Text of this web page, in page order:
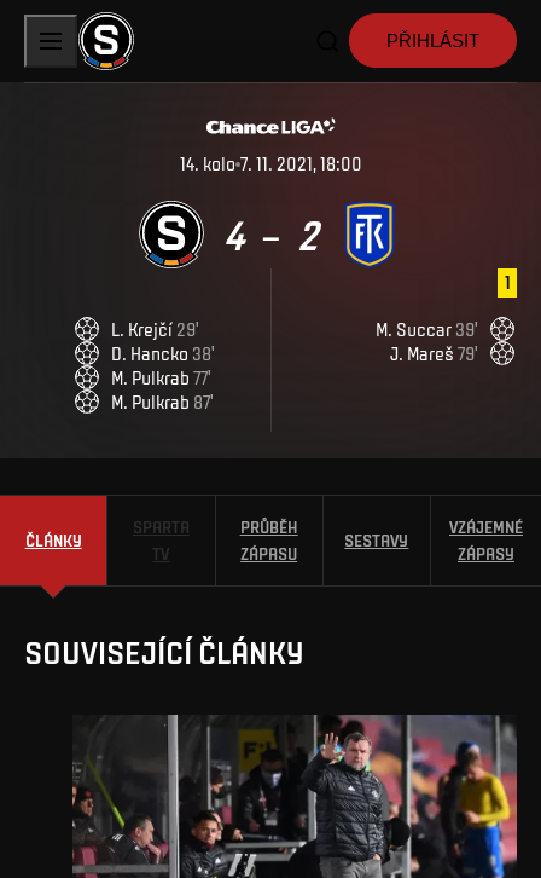
PŘIHLÁSIT
14. kolo 7. 11. 2021, 18:00
4 – 2
L Krejčí 29'
D Hancko 38'
M Pulkrab 77'
M Pulkrab 87'
1
M Succar 39'
J Mareš 79'
ČLÁNKY
SPARTA
TV
PRŮBĚH
ZÁPASU
SESTAVY
VZÁJEMNÉ
ZÁPASY
SOUVISEJÍCÍ ČLÁNKY